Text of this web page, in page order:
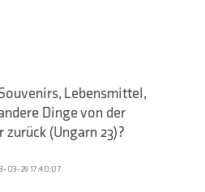
Lebensmittel,
Dinge von der
(Ungarn 23)?
03-29 17:40:07